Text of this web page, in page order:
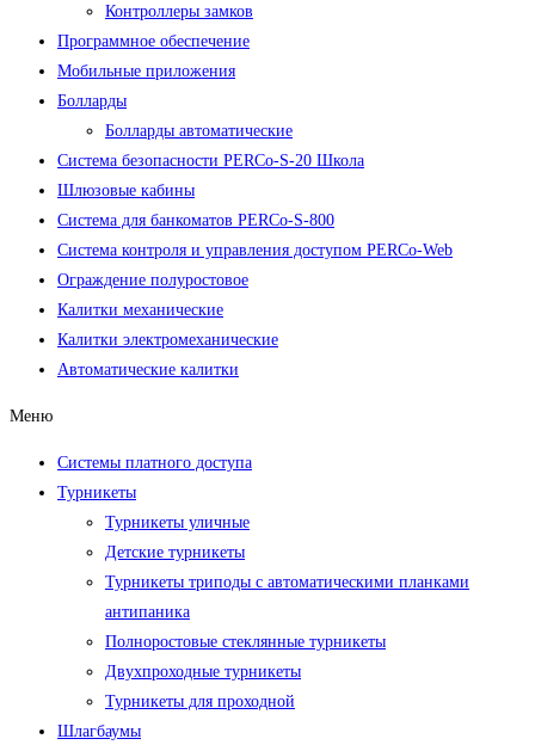
Контроллеры замков
Программное обеспечение
Мобильные приложения
Болларды
Болларды автоматические
Система безопасности PERCo-S-20 Школа
Шлюзовые кабины
Система для банкоматов PERCo-S-800
Система контроля и управления доступом PERCo-Web
Ограждение полуростовое
Калитки механические
Калитки электромеханические
Автоматические калитки
Меню
Системы платного доступа
Турникеты
Турникеты уличные
Детские турникеты
Турникеты триподы с автоматическими планками
антипаника
Полноростовые стеклянные турникеты
Двухпроходные турникеты
Турникеты для проходной
Шлагбаумы